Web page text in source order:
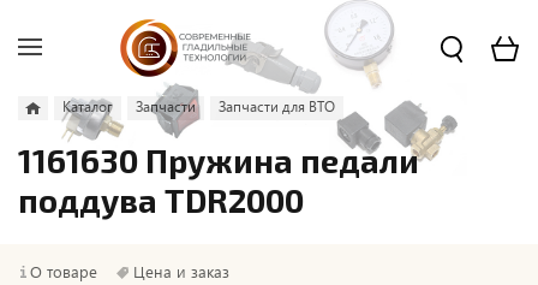
Каталог Запчасти Запчасти для ВТО
1161630 Пружина педали
поддува TDR2000
О товаре Цена и заказ